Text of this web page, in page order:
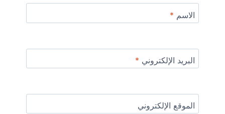
الاسم *
البريد الإلكتروني *
الموقع الإلكتروني